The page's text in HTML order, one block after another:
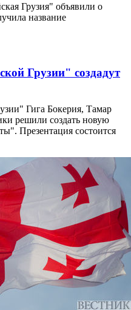
Грузия" объявили о
название
Грузии" создадут
Гига Бокерия, Тамар
решили создать новую
Презентация состоится